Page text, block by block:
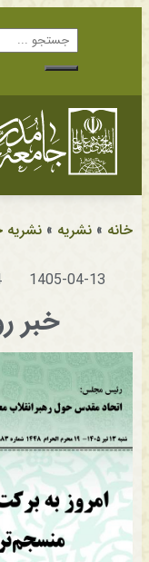
خانه » نشریه » نشریه
1405-04-13
خبر روز